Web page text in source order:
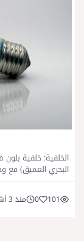
الخلفية: خلفية بلون
البحري العميق) مع
101
0 منذ 3 أشهر